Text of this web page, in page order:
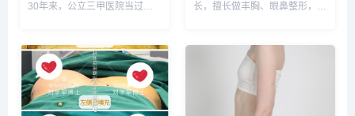
30年来，公立三甲医院当过整
长，擅长做隆胸，案例很多，技
术反馈很好，预约或咨询添加微
信号：wuyoubianmei或者...
长，擅长做丰胸、眼鼻整形，案
wuyoubianmei或者直接拨打
400-616-6769，查询更多医生